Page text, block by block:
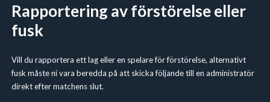
Rapportering av förstörelse eller
fusk
Vill du rapportera ett lag eller en spelare för förstörelse, alternativt
fusk måste ni vara beredda på att skicka följande till en administratör
direkt efter matchens slut.